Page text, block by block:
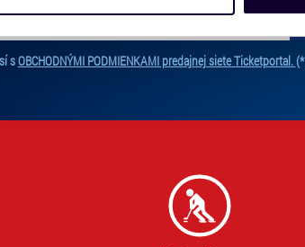
Možnosti zpracování upravíte zaškrtnutím
„Cookies a jejich nastavení“.
nebude zdieľaná s tretími stranami.
sOBCHODNÝMI PODMIENKAMI predajnej siete Ticketportal.